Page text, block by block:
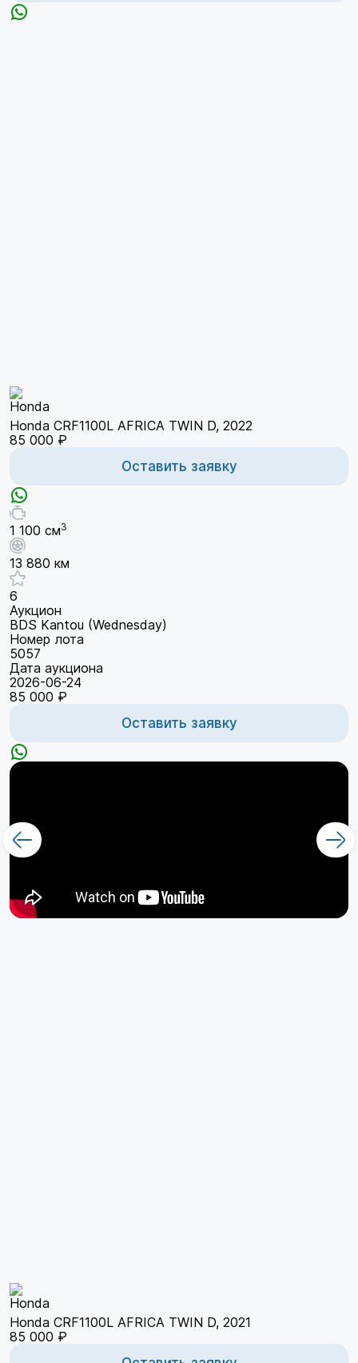
Honda CRF1100L AFRICA TWIN D, 2022
85 000 ₽
Оставить заявку
1 100 см3
13 880 км
6
Аукцион
BDS Kantou (Wednesday)
Номер лота
5057
Дата аукциона
2026-06-24
85 000 ₽
Оставить заявку
Honda CRF1100L AFRICA TWIN D, 2021
85 000 ₽